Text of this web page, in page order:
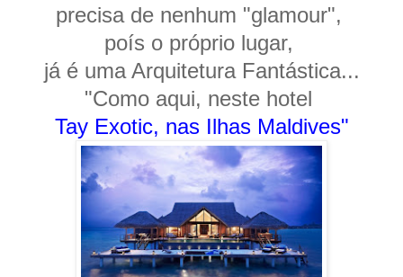
precisa de nenhum "glamour",
poís o próprio lugar,
já é uma Arquitetura Fantástica...
"Como aqui, neste hotel
Tay Exotic, nas Ilhas Maldives"